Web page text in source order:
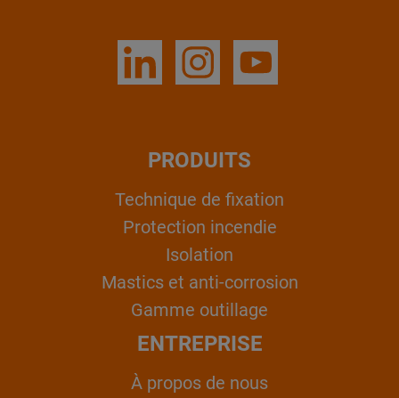
PRODUITS
Technique de fixation
Protection incendie
Isolation
Mastics et anti-corrosion
Gamme outillage
ENTREPRISE
À propos de nous